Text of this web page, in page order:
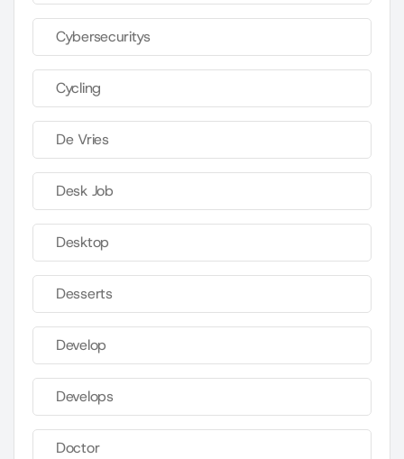
Cybersecuritys
Cycling
De Vries
Desk Job
Desktop
Desserts
Develop
Develops
Doctor